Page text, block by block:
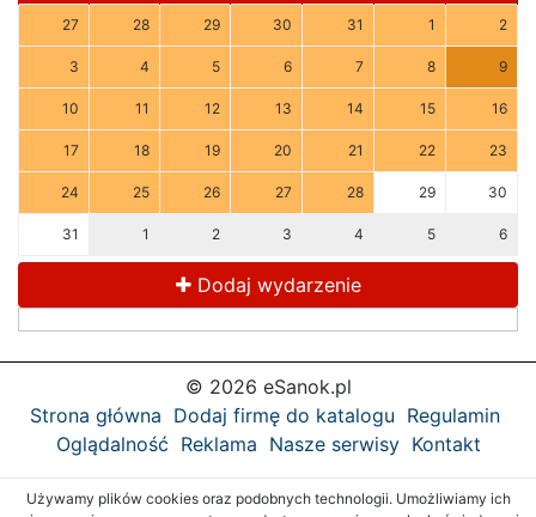
27 28 29 30 31 1 2
3 4 5 6 7 8 9
10 11 12 13 14 15 16
17 18 19 20 21 22 23
24 25 26 27 28 29 30
31 1 2 3 4 5 6
Dodaj wydarzenie
© 2026 eSanok.pl
Strona główna Dodaj firmę do katalogu Regulamin
Oglądalność Reklama Nasze serwisy Kontakt
Używamy plików cookies oraz podobnych technologii. Umożliwiamy ich